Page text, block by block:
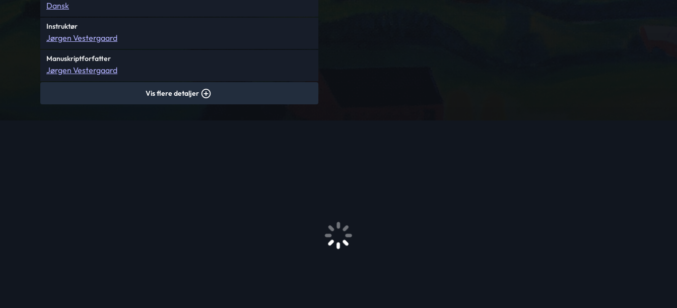
Dansk
Instruktør
Jørgen Vestergaard
Manuskriptforfatter
Jørgen Vestergaard
Vis flere detaljer